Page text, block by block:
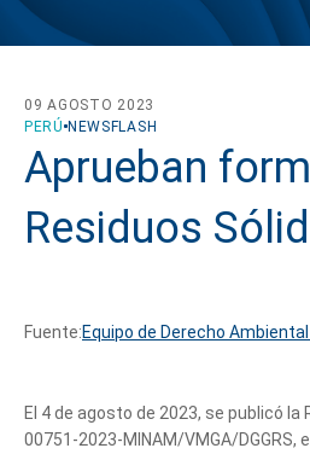
PERÚ NEWSFLASH
09 AGOSTO 2023
Aprueban
Residuos
Fuente:Equipo de Derecho Ambiental
El 4 de agosto de 2023, se publicó la
00751-2023-MINAM/VMGA/DGGRS,